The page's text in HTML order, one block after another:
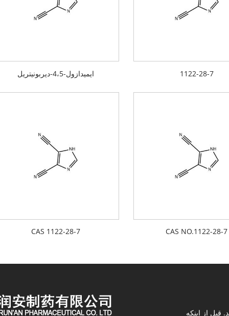
ایمیدازول-4،5-دیربونیتریل 1122-28-7
CAS 1122-28-7 CAS NO.1122-28-7
قبل از اینکه